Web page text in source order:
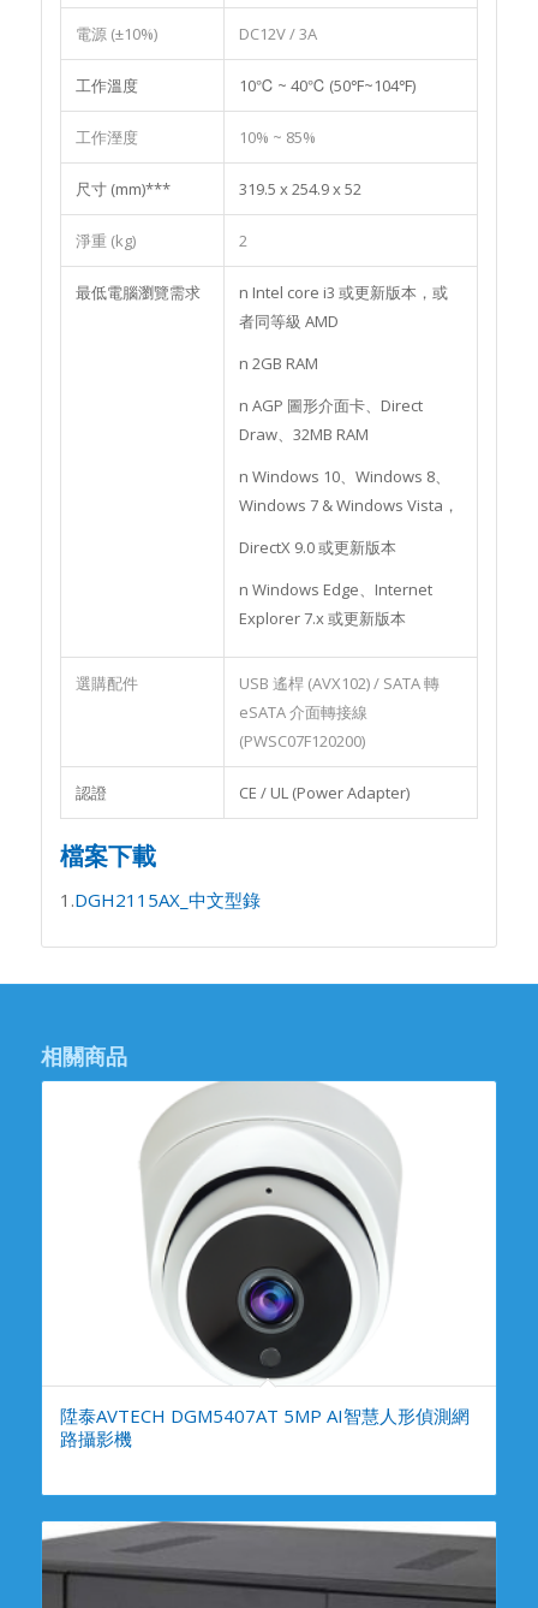
電源 (±10%) DC12V / 3A
工作溫度 10℃ ~ 40℃ (50℉~104℉)
工作溼度 10% ~ 85%
尺寸 (mm)*** 319.5 x 254.9 x 52
淨重 (kg) 2
最低電腦瀏覽需求
n Intel core i3 或更新版本，或
者同等級 AMD
n 2GB RAM
n AGP 圖形介面卡、Direct
Draw、32MB RAM
n Windows 10、Windows 8、
Windows 7 & Windows Vista，
DirectX 9.0 或更新版本
n Windows Edge、Internet
Explorer 7.x 或更新版本
選購配件
USB 遙桿 (AVX102) / SATA 轉
eSATA 介面轉接線
(PWSC07F120200)
認證 CE / UL (Power Adapter)
檔案下載
1.DGH2115AX_中文型錄
相關商品
陞泰AVTECH DGM5407AT 5MP AI智慧人形偵測網
路攝影機